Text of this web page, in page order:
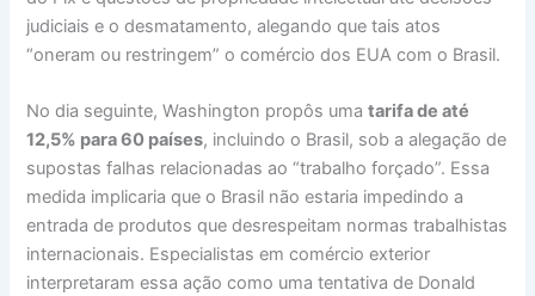
judiciais e o desmatamento, alegando que tais atos
“oneram ou restringem” o comércio dos EUA com o Brasil.
No dia seguinte, Washington propôs umatarifa de até
12,5% para 60 países, incluindo o Brasil, sob a alegação de
supostas falhas relacionadas ao “trabalho forçado”. Essa
medida implicaria que o Brasil não estaria impedindo a
entrada de produtos que desrespeitam normas trabalhistas
internacionais. Especialistas em comércio exterior
interpretaram essa ação como uma tentativa de Donald